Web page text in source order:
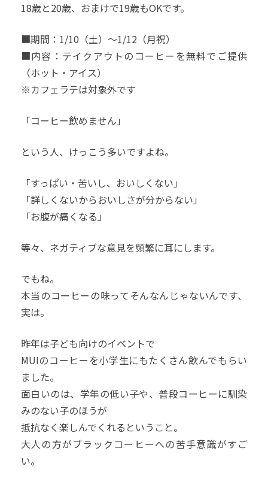
18歳と20歳、おまけで19歳もOKです。
■期間：1/10（土）～1/12（月祝）
■内容：テイクアウトのコーヒーを無料でご提供
（ホット・アイス）
※カフェラテは対象外です
「コーヒー飲めません」
という人、けっこう多いですよね。
「すっぱい・苦いし、おいしくない」
「詳しくないからおいしさが分からない」
「お腹が痛くなる」
等々、ネガティブな意見を頻繁に耳にします。
でもね。
本当のコーヒーの味ってそんなんじゃないんです、
実は。
昨年は子ども向けのイベントで
MUIのコーヒーを小学生にもたくさん飲んでもらい
ました。
面白いのは、学年の低い子や、普段コーヒーに馴染
みのない子のほうが
抵抗なく楽しんでくれるということ。
大人の方がブラックコーヒーへの苦手意識がすご
い。